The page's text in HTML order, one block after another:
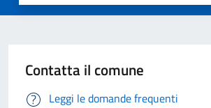
Contatta il comune
Leggi le domande frequenti